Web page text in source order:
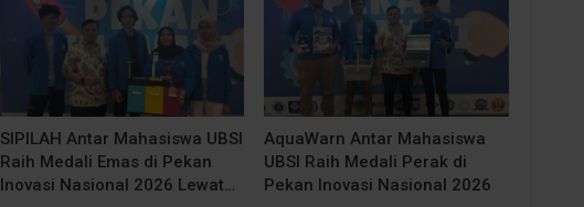
SIPILAH Antar Mahasiswa UBSI
Raih Medali Emas di Pekan
Inovasi Nasional 2026 Lewat…
AquaWarn Antar Mahasiswa
UBSI Raih Medali Perak di
Pekan Inovasi Nasional 2026